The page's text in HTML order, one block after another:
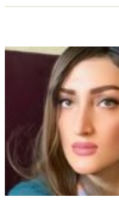
نُشرت هذه الرواية في يناير 2015، ومن خلال المراجعات
أرى الأمل لا يزال موجوداً، والحياة
الذي أصبحت عليه، حتى الرواية
وردي اللون، رغم أن الكاتبة
على عدم الإفراط في الأمل في
عندما تقرأ هذه الرواية بعد أكثر من
إلا أن تتحسر، على كُل تلك
للثورة، ومكافحة الفساد،